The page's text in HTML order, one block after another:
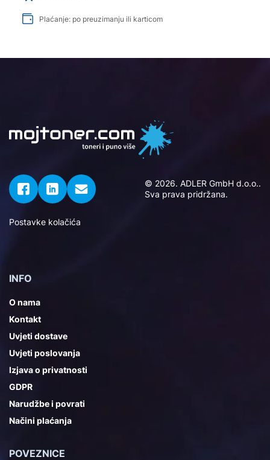
Plaćanje: po preuzimanju ili karticom
© 2026. ADLER GmbH d.o.o..
Sva prava pridržana.
Postavke kolačića
INFO
O nama
Kontakt
Uvjeti dostave
Uvjeti poslovanja
Izjava o privatnosti
GDPR
Narudžbe i povrati
Načini plaćanja
POVEZNICE